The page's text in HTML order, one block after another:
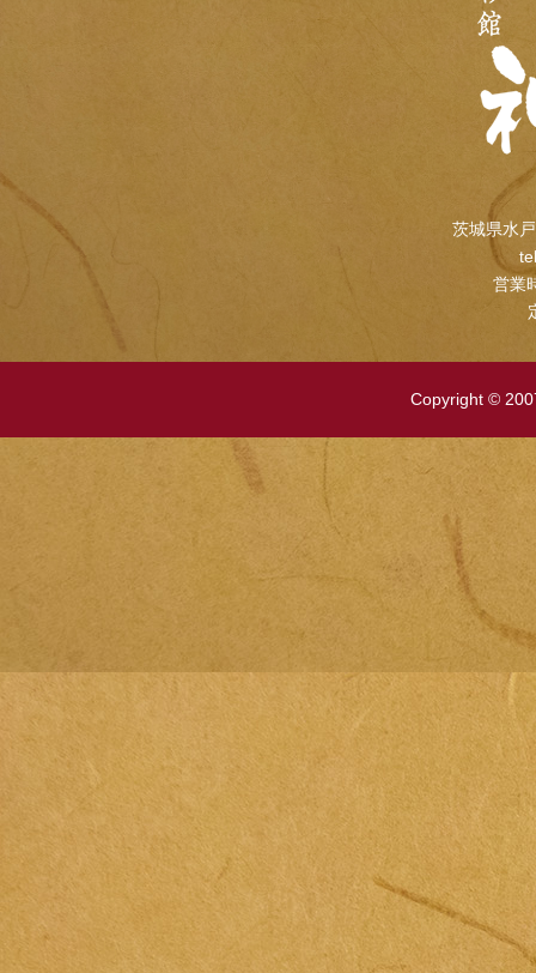
茨城県水
営業
Copyright ©